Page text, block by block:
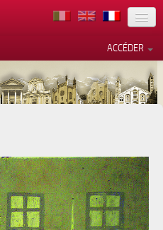
ACCÉDER